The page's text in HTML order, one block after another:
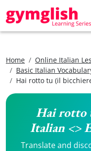
Home
Online Italian
Basic Italian
Hai rotto tu (il
Hai rotto
Italian <>
Translate and